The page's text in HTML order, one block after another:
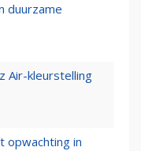
duurzame
Air-kleurstelling
opwachting in